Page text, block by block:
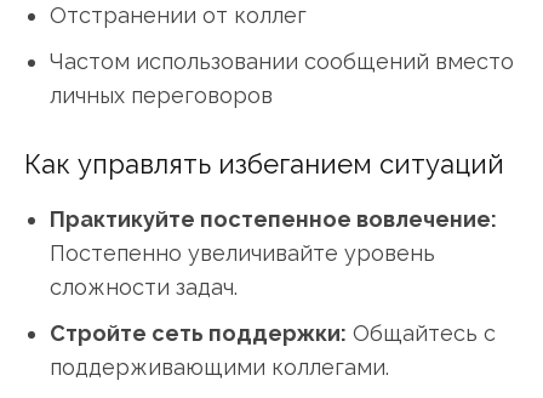
Отстранении от коллег
Частом использовании сообщений вместо
личных переговоров
Как управлять избеганием ситуаций
Практикуйте постепенное вовлечение:
Постепенно увеличивайте уровень
сложности задач.
Стройте сеть поддержки: Общайтесь с
поддерживающими коллегами.